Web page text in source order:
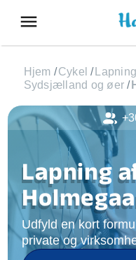
menu
Hjem /Cykel /
Sydsjælland og øer /
Lapning
Udfyld en kort
private og